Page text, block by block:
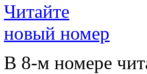
Читайте
новый номер
В 8-м номере